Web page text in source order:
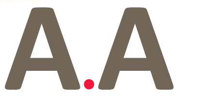
έχει
πολλαπλές
παραλλαγές.
Οι
επιλογές
μπορούν
επιλεγούν